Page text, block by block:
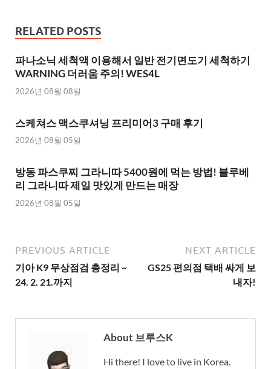
RELATED POSTS
파나소닉 세척액 이용해서 일반 전기면도기 세척하기
WARNING 더러움 주의! WES4L
2026년 08월 08일
스케쳐스 맥스쿠셔닝 프리미어3 구매 후기
2026년 08월 05일
방동 파스쿠찌 그라니따 5400원에 먹는 방법! 블루베
리 그라니따 제일 맛있게 만드는 매장
2026년 08월 05일
PREVIOUS ARTICLE
기아 K9 무상점검 총정리 ~
24. 2. 21.까지
NEXT ARTICLE
GS25 편의점 택배 싸게 보
내자!
About 브루스K
Hi there! I love to live in Korea.